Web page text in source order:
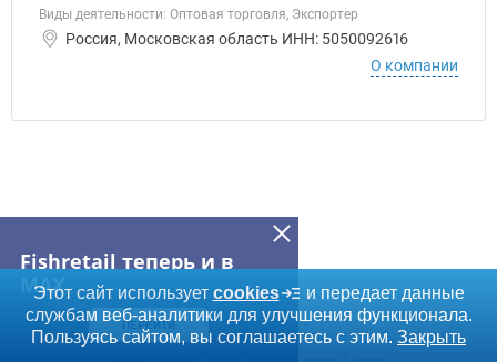
Виды деятельности: Оптовая торговля, Экспортер
Россия, Московская область ИНН: 5050092616
О компании
Fishretail теперь и в
MAX
ПЕРЕЙТИ
Дополнительная информация
Поиск по сайту и
Искать
Этот сайт использует cookies
и передает данные
службам веб-аналитики для улучшения функционала.
Пользуясь сайтом, вы соглашаетесь с этим. Закрыть